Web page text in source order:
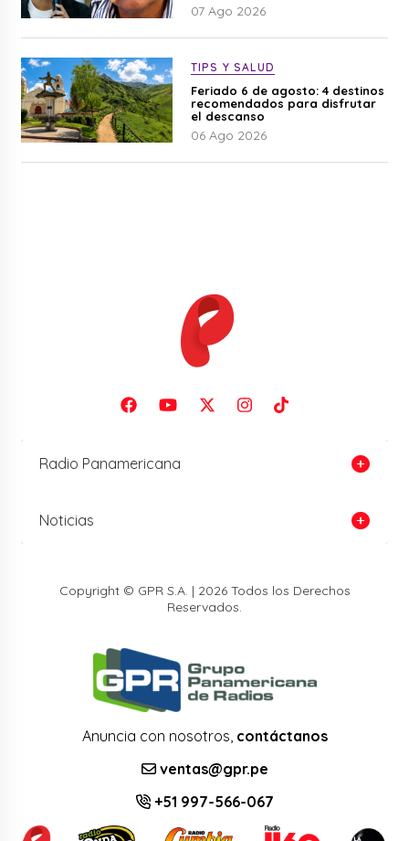
07 Ago 2026
TIPS Y SALUD
Feriado 6 de agosto: 4 destinos
recomendados para disfrutar
el descanso
06 Ago 2026
Radio Panamericana
Noticias
Copyright © GPR S.A. | 2026 Todos los Derechos
Reservados.
Anuncia con nosotros, contáctanos
ventas@gpr.pe
+51 997-566-067